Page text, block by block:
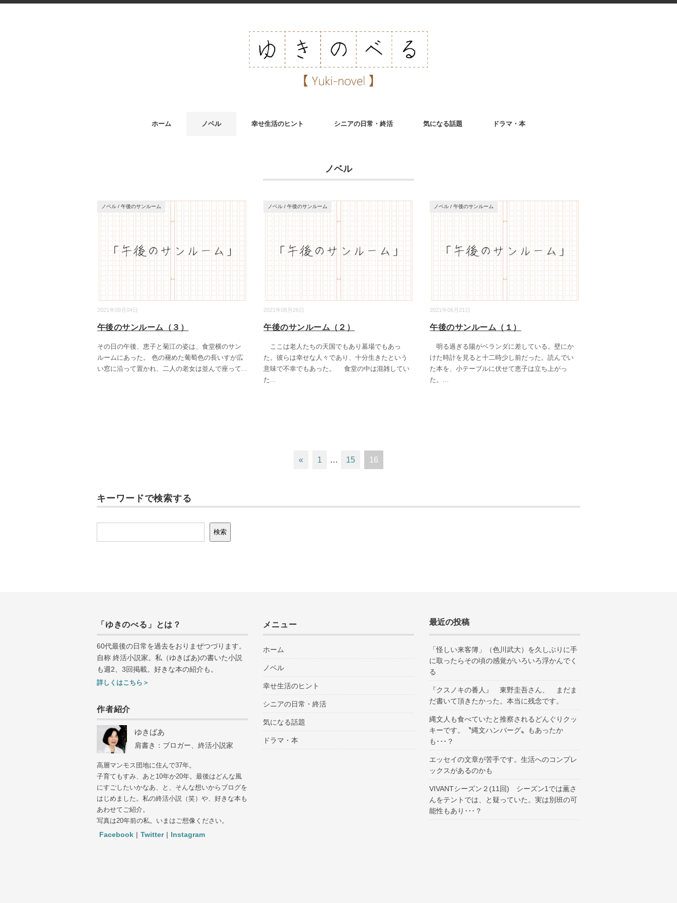
ホーム ノベル 幸せ生活のヒント シニアの日常・終活 気になる話題 ドラマ・本
ノベル
2021年09月04日
ノベル/ 午後のサンルーム
午後のサンルーム（３）
その日の午後、恵子と菊江の姿は、食堂横のサン
ルームにあった。 色の褪めた葡萄色の長いすが広
い窓に沿って置かれ、二人の老女は並んで座って...
2021年08月26日
ノベル /午後のサンルーム
午後のサンルーム（２）
ここは老人たちの天国でもあり墓場でもあっ
た。彼らは幸せな人々であり、十分生きたという
意味で不幸でもあった。 食堂の中は混雑してい
た...
2021年06月21日
ノベル /午後のサンルーム
午後のサンルーム（１）
明る過ぎる陽がベランダに差している。壁にか
けた時計を見ると十二時少し前だった。読んでい
た本を、小テーブルに伏せて恵子は立ち上がっ
た。 ...
« 1 … 15 16
キーワードで検索する
検索
「ゆきのべる」とは？
60代最後の日常を過去をおりまぜつづります。
自称 終活小説家。私（ゆきばあ)の書いた小説
も週 2 3回掲載。好きな本の紹介も。
詳しくはこちら＞
作者紹介
ゆきばあ
肩書き：ブロガー、終活小説家
高層マンモス団地に住んで37年。
子育てもすみ、あと10年か20年。最後はどんな風
にすごしたいかなあ、と、そんな想いからブログを
はじめました。私の終活小説（笑）や、好きな本も
あわせてご紹介。
写真は20年前の私。いまはご想像ください。
Facebook | Twitter | Instagram
メニュー
ホーム
ノベル
幸せ生活のヒント
シニアの日常・終活
気になる話題
ドラマ・本
最近の投稿
「怪しい来客簿」（色川武大）を久しぶりに手
に取ったらその頃の感覚がいろいろ浮かんでく
る
『クスノキの番人』 東野圭吾さん、 まだま
だ書いて頂きたかった。本当に残念です。
縄文人も食べていたと推察されるどんぐりクッ
キーです。〝縄文ハンバーグ〟もあったか
も･･･？
エッセイの文章が苦手です。生活へのコンプレ
ックスがあるのかも
VIVANTシーズン２(11回) シーズン1では薫さ
んをテントでは、と疑っていた。実は別班の可
能性もあり･･･？